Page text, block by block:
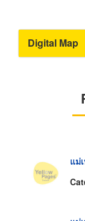
Digital Map
แม่